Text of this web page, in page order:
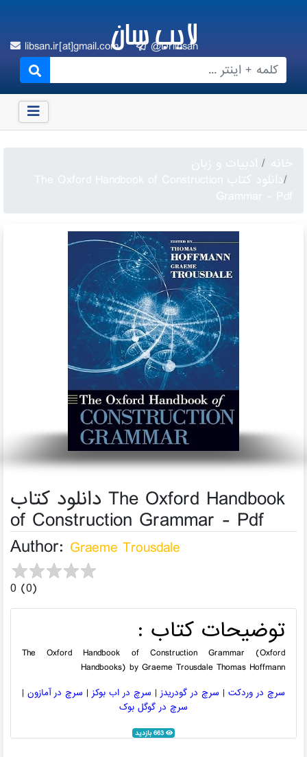
لایب سانlibsan.ir[at]gmail.com @Drlibsan
ادبیات و زبان
دانلود کتاب The Oxford Handbook
of Construction Grammar - Pdf
Author:Graeme Trousdale
0 (0)
توضیحات کتاب :
The Oxford Handbook of Construction Grammar (Oxford
Handbooks) by Graeme Trousdale Thomas Hoffmann
سرچ در وردکت| سرچ در گودریدز| سرچ در اب بوکز| سرچ در آمازون|
سرچ در گوگل بوک
663 بازدید